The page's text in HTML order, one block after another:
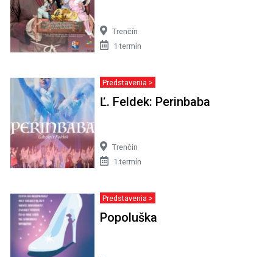
Trenčín
1 termín
Predstavenia >
Ľ. Feldek: Perinbaba
Trenčín
1 termín
Predstavenia >
Popoluška